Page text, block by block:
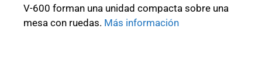
V-600 forman una unidad compacta sobre una
mesa con ruedas. Más información